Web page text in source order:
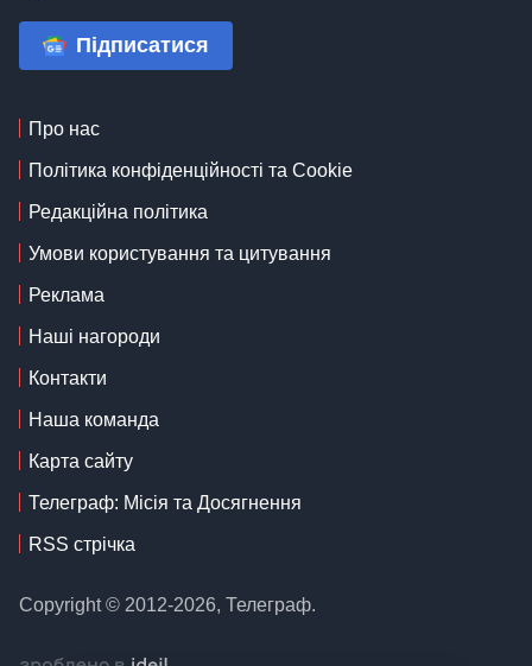
Підписатися
Про нас
Політика конфіденційності та Cookie
Редакційна політика
Умови користування та цитування
Реклама
Наші нагороди
Контакти
Наша команда
Карта сайту
Телеграф: Місія та Досягнення
RSS стрічка
Copyright © 2012-2026, Телеграф.